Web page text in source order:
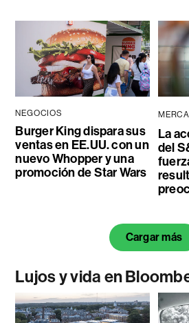
NEGOCIOS
Burger King dispara sus
ventas en EE.UU. con un
nuevo Whopper y una
promoción de Star Wars
La
del
Cargar más
Lujos y vida en